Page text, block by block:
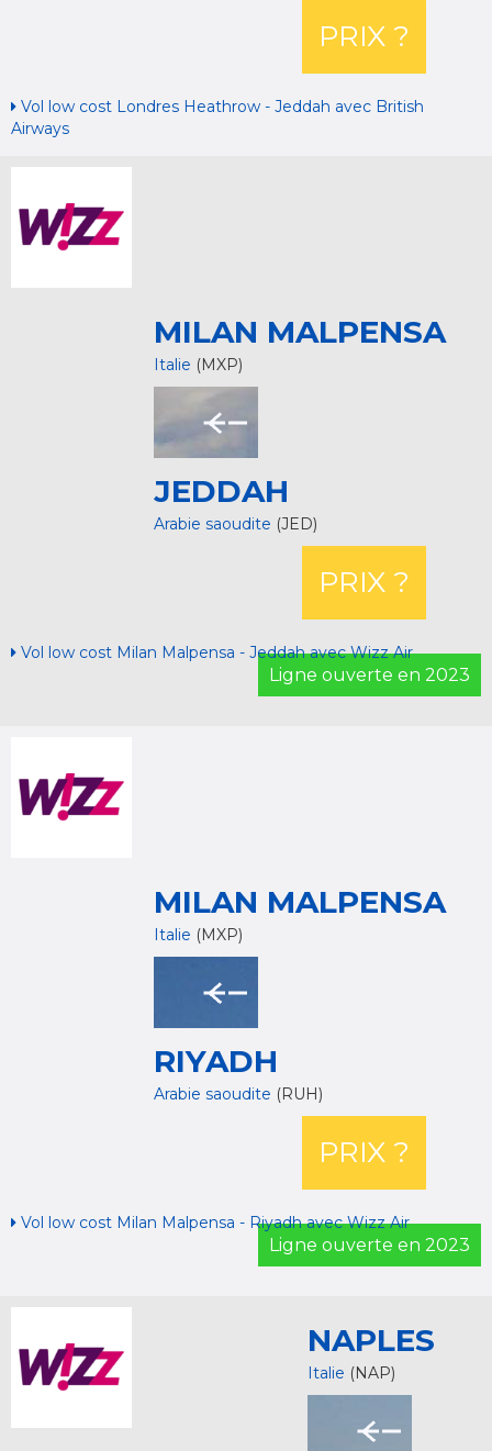
PRIX ?
Vol low cost Londres Heathrow - Jeddah avec British
Airways
MILAN MALPENSA
Italie (MXP)
JEDDAH
Arabie saoudite (JED)
PRIX ?
Vol low cost Milan Malpensa - Jeddah avec Wizz Air
Ligne ouverte en 2023
MILAN MALPENSA
Italie (MXP)
RIYADH
Arabie saoudite (RUH)
PRIX ?
Vol low cost Milan Malpensa - Riyadh avec Wizz Air
Ligne ouverte en 2023
NAPLES
Italie (NAP)